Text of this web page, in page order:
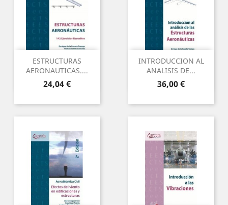
ESTRUCTURAS
AERONAUTICAS....
Precio
24,04 €
INTRODUCCION AL
ANALISIS DE...
Precio
36,00 €